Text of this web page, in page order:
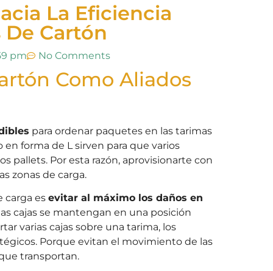
La Eficiencia
Cartón
pm No Comments
Como Aliados
para ordenar paquetes en las tarimas
forma de L sirven para que varios
pallets. Por esta razón, aprovisionarte con
zonas de carga.
carga es evitar al máximo los daños en
cajas se mantengan en una posición
varias cajas sobre una tarima, los
Porque evitan el movimiento de las
transportan.